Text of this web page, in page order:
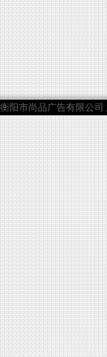
衡阳市尚品广告有限公司